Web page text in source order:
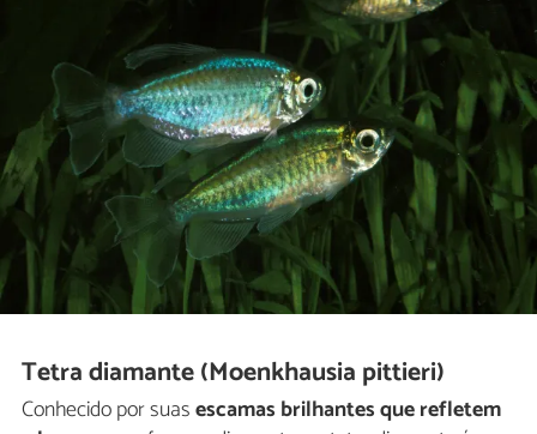
Tetra diamante (Moenkhausia pittieri)
Conhecido por suasescamas brilhantes que refletem